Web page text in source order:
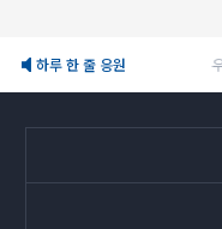
하루 한 줄 응원 우